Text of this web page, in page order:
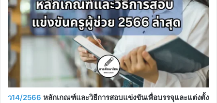
ว14/2566 หลักเกณฑ์และวิธีการสอบแข่งขันเพื่อบรรจุและแต่งตั้ง